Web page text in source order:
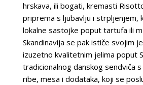
hrskava, ili bogati, kremasti
priprema s ljubavlju i strpljenjem,
lokalne sastojke poput tartufa ili
Skandinavija se pak ističe svojim
izuzetno kvalitetnim jelima poput
tradicionalnog danskog sendviča
ribe, mesa i dodataka, koji se